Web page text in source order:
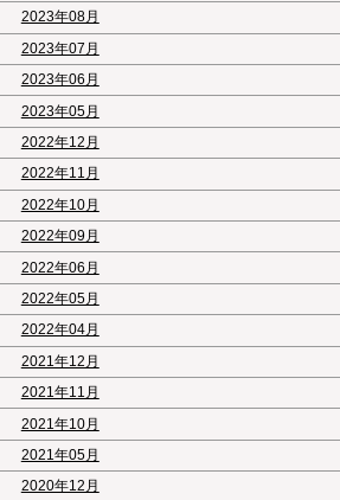
2023年08月
2023年07月
2023年06月
2023年05月
2022年12月
2022年11月
2022年10月
2022年09月
2022年06月
2022年05月
2022年04月
2021年12月
2021年11月
2021年10月
2021年05月
2020年12月